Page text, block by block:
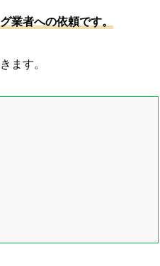
業者への依頼です。
ます。